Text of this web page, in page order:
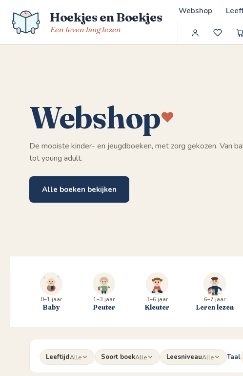
naar
inhoud
Hoekjes en Boekjes
Een leven lang lezen
Webshop
Webshop
De mooiste kinder- en jeugdboeken, met zorg gekozen. Van
tot young adult.
Alle boeken bekijken
0–1 jaar
Baby
1–3 jaar
Peuter
3–6 jaar
Kleuter
6–7 jaar
Leren lezen
LeeftijdAlle Soort boekAlle LeesniveauAlle Taal